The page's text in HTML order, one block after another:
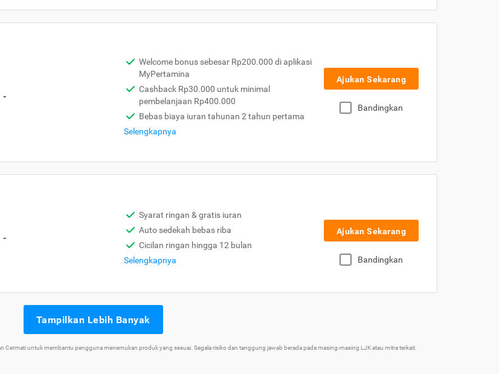
-
Welcome bonus sebesar Rp200.000 di aplikasi
MyPertamina
Cashback Rp30.000 untuk minimal
pembelanjaan Rp400.000
Bebas biaya iuran tahunan 2 tahun pertama
Selengkapnya
Ajukan Sekarang
Bandingkan
-
Syarat ringan & gratis iuran
Auto sedekah bebas riba
Cicilan ringan hingga 12 bulan
Selengkapnya
Ajukan Sekarang
Bandingkan
Tampilkan Lebih Banyak
untuk membantu pengguna menemukan produk yang sesuai. Segala risiko dan tanggung jawab berada pada masing-masing LJK atau mitra terkait.